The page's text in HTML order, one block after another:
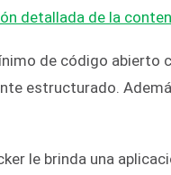
detallada de la
de código abierto
estructurado.
le brinda una